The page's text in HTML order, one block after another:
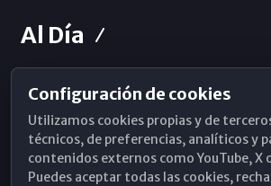
Al Día
Horarios de Misa
Hemeroteca
WhatsApp
Configuración de cookies
Utilizamos cookies propias y de
técnicos, de preferencias, analíticos y
contenidos externos como YouTube, X
Puedes aceptar todas las cookies,